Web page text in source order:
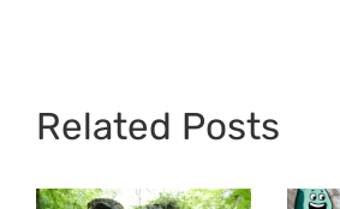
Related Posts